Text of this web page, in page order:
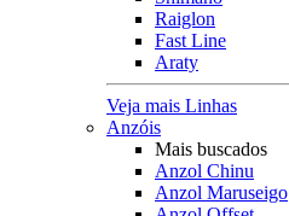
Raiglon
Fast Line
Araty
Veja mais Linhas
Anzóis
Mais buscados
Anzol Chinu
Anzol Maruseigo